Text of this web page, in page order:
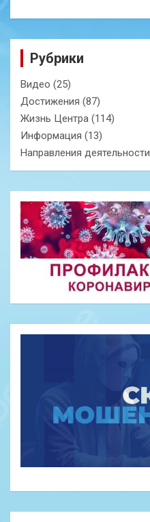
Рубрики
Видео (25)
Достижения (87)
Жизнь Центра (114)
Информация (13)
Направления деятельности